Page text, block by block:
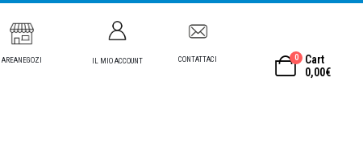
AREANEGOZI IL MIO ACCOUNT CONTATTACI 0
Cart
0,00€